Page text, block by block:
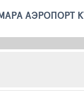
АЭРОПОРТ